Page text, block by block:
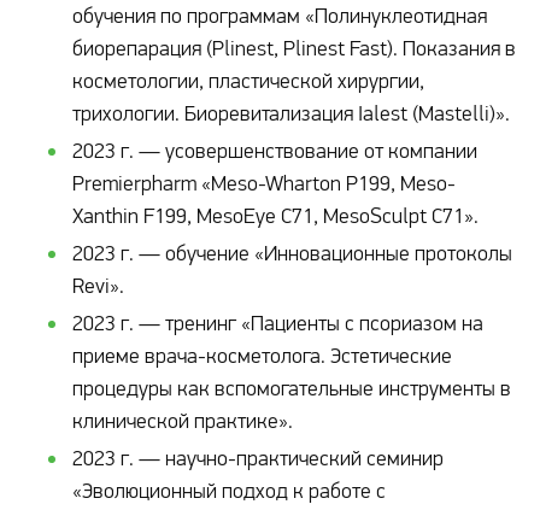
обучения по программам «Полинуклеотидная
биорепарация (Plinest, Plinest Fast). Показания в
косметологии, пластической хирургии,
трихологии. Биоревитализация Ialest (Mastelli)».
2023 г. — усовершенствование от компании
Premierpharm «Meso-Wharton P199, Meso-
Xanthin F199, MesoEye C71, MesoSculpt C71».
2023 г. — обучение «Инновационные протоколы
Revi».
2023 г. — тренинг «Пациенты с псориазом на
приеме врача-косметолога. Эстетические
процедуры как вспомогательные инструменты в
клинической практике».
2023 г. — научно-практический семинир
«Эволюционный подход к работе с